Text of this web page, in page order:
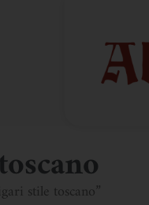
stile toscano”